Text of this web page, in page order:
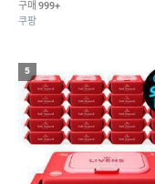
구매 999+
쿠팡
5